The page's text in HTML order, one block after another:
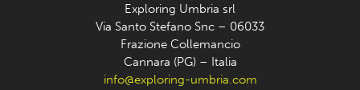
Exploring Umbria srl
Via Santo Stefano Snc – 06033
Frazione Collemancio
Cannara (PG) – Italia
info@exploring-umbria.com